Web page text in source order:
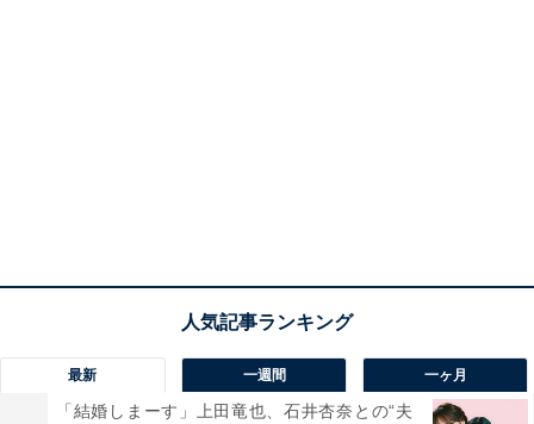
最新 一週間 一ヶ月
「結婚しまーす」上田竜也、石井杏奈との“夫